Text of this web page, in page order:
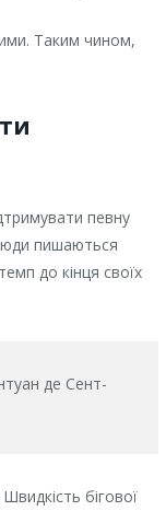
Таким чином,
певну
пишаються
до кінця своїх
де Сент-
бігової